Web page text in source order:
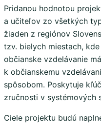
Pridanou hodnotou
a učiteľov zo všetkých
žiaden z regiónov
tzv. bielych miestach,
občianske vzdelávanie
k občianskemu
spôsobom. Poskytuje
zručnosti v systémových
Ciele projektu budú